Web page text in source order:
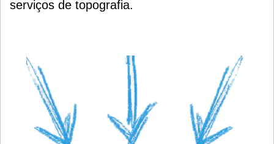
serviços de topografia.